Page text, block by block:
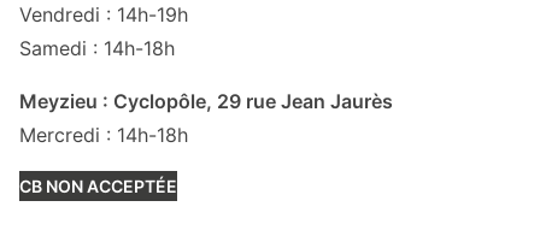
Vendredi : 14h-19h
Samedi : 14h-18h
Meyzieu : Cyclopôle, 29 rue Jean Jaurès
Mercredi : 14h-18h
CB NON ACCEPTÉE